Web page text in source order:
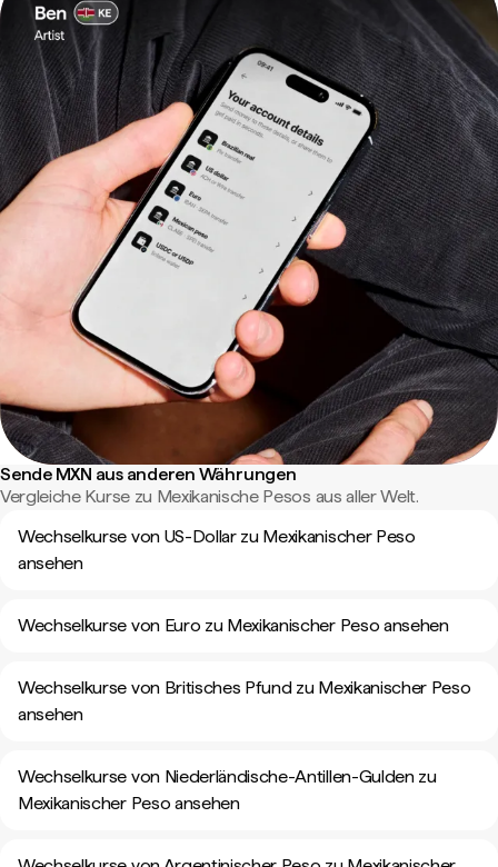
Sende MXN aus anderen Währungen
Vergleiche Kurse zu Mexikanische Pesos aus aller Welt.
Wechselkurse von US-Dollar zu Mexikanischer Peso
ansehen
Wechselkurse von Euro zu Mexikanischer Peso ansehen
Wechselkurse von Britisches Pfund zu Mexikanischer Peso
ansehen
Wechselkurse von Niederländische-Antillen-Gulden zu
Mexikanischer Peso ansehen